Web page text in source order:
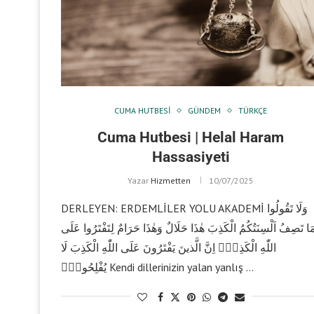
CUMA HUTBESI GÜNDEM TÜRKÇE
Cuma Hutbesi | Helal Haram
Hassasiyeti
Yazar Hizmetten 10/07/2025
DERLEYEN: ERDEMLİLER YOLU AKADEMİ وَلَا تَقُولُوا
تَصِفُ اَلْسِنَتُكُمُ الْكَذِبَ هٰذَا حَلَالٌ وَهٰذَا حَرَامٌ لِتَفْتَرُوا عَلَى
اللّٰهِ الْكَذِبَۜ اِنَّ الَّذينَ يَفْتَرُونَ عَلَى اللّٰهِ الْكَذِبَ لَا
يُفْلِحُونَۜ Kendi dillerinizin yalan yanlış …